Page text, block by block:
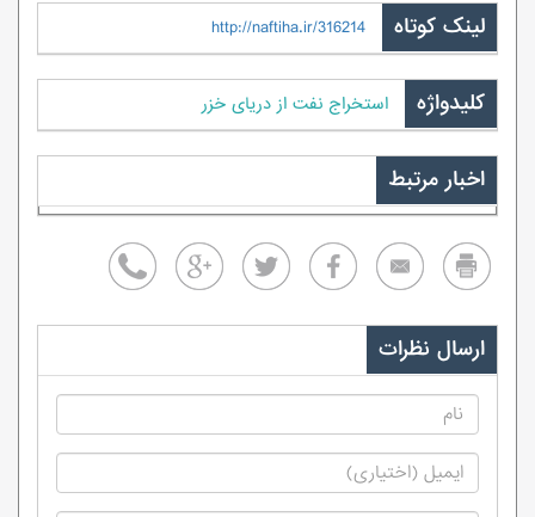
لینک کوتاه http://naftiha.ir/316214
کلیدواژه استخراج نفت از دریای خزر
اخبار مرتبط
ارسال نظرات